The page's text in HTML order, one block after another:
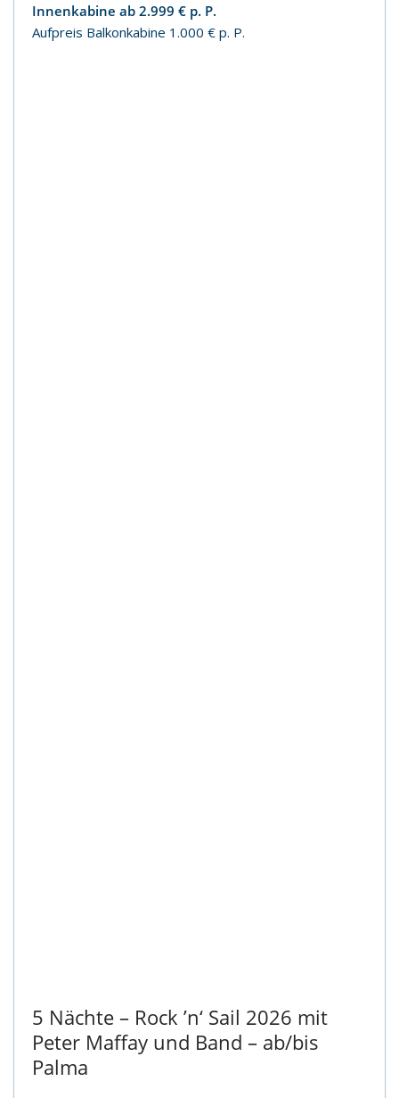
Innenkabine ab 2.999 € p. P.
Aufpreis Balkonkabine 1.000 € p. P.
5 Nächte – Rock ’n‘ Sail 2026 mit
Peter Maffay und Band – ab/bis
Palma